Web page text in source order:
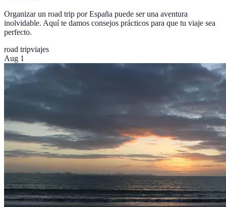
Organizar un road trip por España puede ser una aventura
inolvidable. Aquí te damos consejos prácticos para que tu viaje sea
perfecto.
road tripviajes
Aug 1